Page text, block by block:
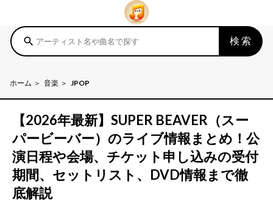
search 検索
ホーム 音楽 JPOP
【2026年最新】SUPER BEAVER（スー
パービーバー）のライブ情報まとめ！公
演日程や会場、チケット申し込みの受付
期間、セットリスト、DVD情報まで徹
底解説